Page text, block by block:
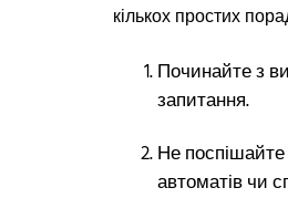
кількох простих
Починайте з
запитання.
Не
автоматів чи